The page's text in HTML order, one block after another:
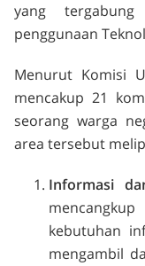
yang
penggunaan
Menurut Komisi
mencakup 21
seorang warga
area tersebut
Informasi
kebutuhan
mengambil